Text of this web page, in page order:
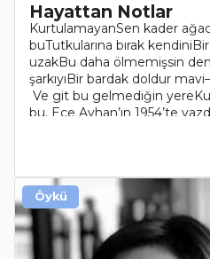
Hayattan Notlar
KurtulamayanSen kader
buTutkularına bırak
uzakBu daha ölmemişsin
şarkıyıBir bardak doldur
Ve git bu gelmediğin
bu. Ece Ayhan’ın 1954’te
Öykü